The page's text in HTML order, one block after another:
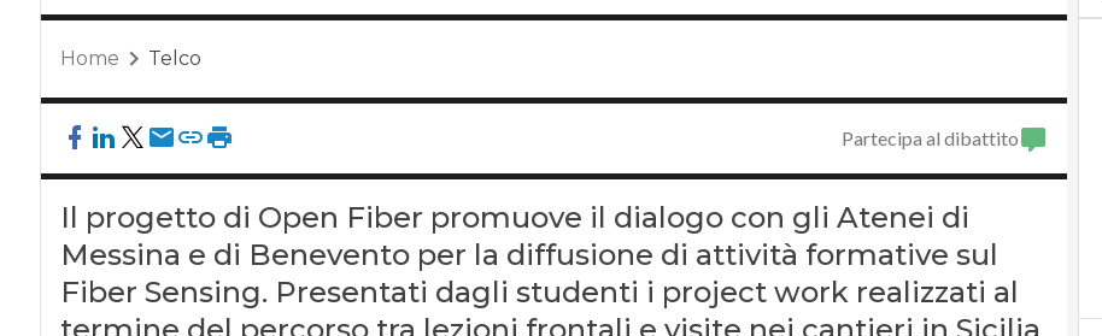
Home Telco
Partecipa al dibattito
Il progetto di Open Fiber promuove il dialogo con gli Atenei di
Messina e di Benevento per la diffusione di attività formative sul
Fiber Sensing. Presentati dagli studenti i project work realizzati al